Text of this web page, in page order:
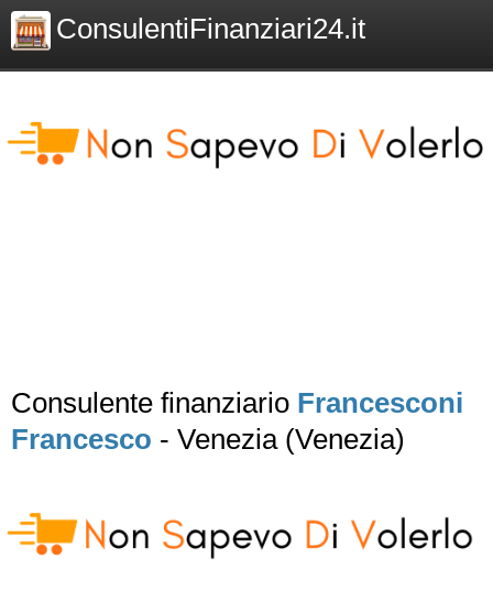
ConsulentiFinanziari24.it
Consulente finanziario Francesconi
Francesco - Venezia (Venezia)